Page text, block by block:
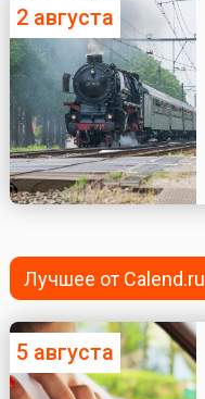
2 августа
Лучшее от Calend.ru
5 августа